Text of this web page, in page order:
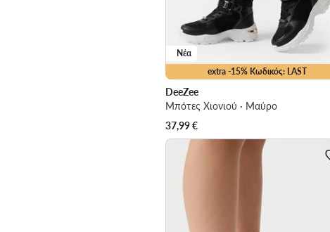
extra -15% Κωδικός: LAST
Νέα
DeeZee
Μπότες Χιονιού · Μαύρο
37,99€